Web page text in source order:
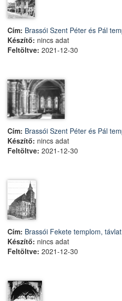
Cím: Brassói Szent Péter és Pál
Készítő: nincs adat
Feltöltve: 2021-12-30
Cím: Brassói Szent Péter és Pál
Készítő: nincs adat
Feltöltve: 2021-12-30
Cím: Brassói Fekete templom, távlat
Készítő: nincs adat
Feltöltve: 2021-12-30